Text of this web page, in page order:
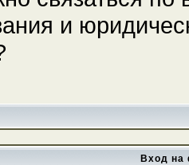
и
Вход на